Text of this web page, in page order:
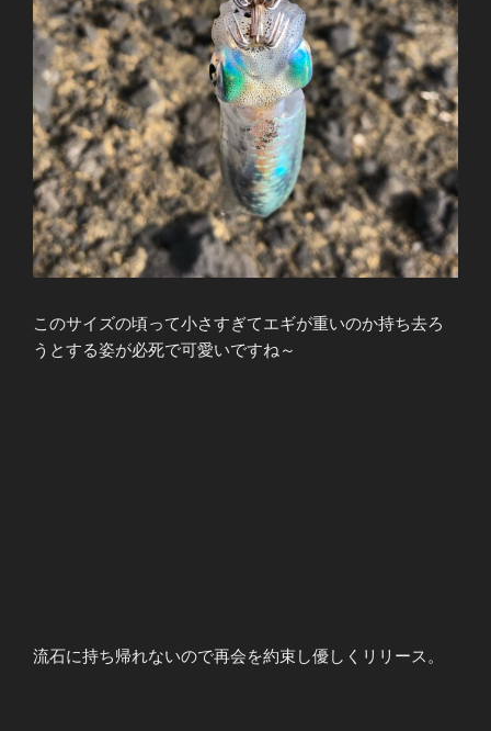
このサイズの頃って小さすぎてエギが重いのか持ち去ろ
うとする姿が必死で可愛いですね～
流石に持ち帰れないので再会を約束し優しくリリース。